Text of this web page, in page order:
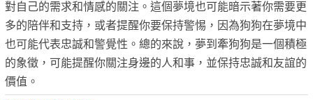
對自己的需求和情感的關注。這個夢境也可能暗示著你需要更
多的陪伴和支持，或者提醒你要保持警惕，因為狗狗在夢境中
也可能代表忠誠和警覺性。總的來說，夢到牽狗狗是一個積極
的象徵，可能提醒你關注身邊的人和事，並保持忠誠和友誼的
價值。